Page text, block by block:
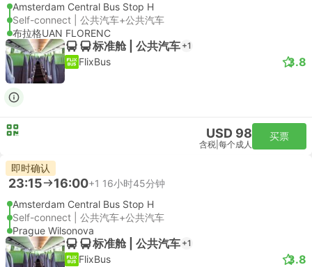
Amsterdam Central Bus Stop H
Self-connect | 公共汽车+公共汽车
布拉格UAN FLORENC
标准舱 | 公共汽车 +1
FlixBus 3.8
USD 98
含税 每个成人
买票
即时确认
23:15 16:00+1 16小时45分钟
Amsterdam Central Bus Stop H
Self-connect | 公共汽车+公共汽车
Prague Wilsonova
标准舱 | 公共汽车 +1
FlixBus 3.8